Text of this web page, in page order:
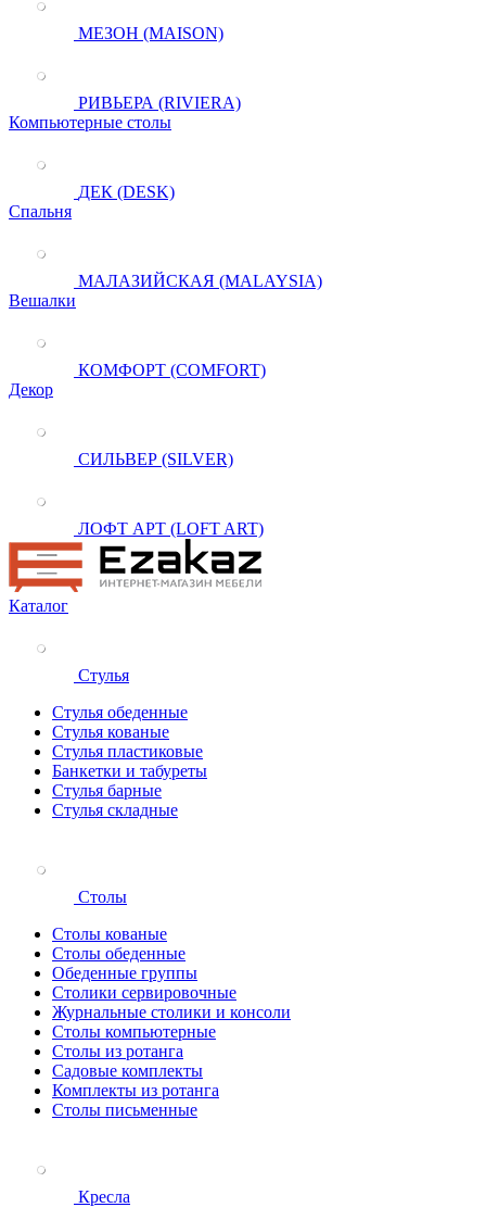
МЕЗОН (MAISON)
РИВЬЕРА (RIVIERA)
Компьютерные столы
ДЕК (DESK)
Спальня
МАЛАЗИЙСКАЯ (MALAYSIA)
Вешалки
КОМФОРТ (COMFORT)
Декор
СИЛЬВЕР (SILVER)
ЛОФТ АРТ (LOFT ART)
Каталог
Стулья
Стулья обеденные
Стулья кованые
Стулья пластиковые
Банкетки и табуреты
Стулья барные
Стулья складные
Столы
Столы кованые
Столы обеденные
Обеденные группы
Столики сервировочные
Журнальные столики и консоли
Столы компьютерные
Столы из ротанга
Садовые комплекты
Комплекты из ротанга
Столы письменные
Кресла